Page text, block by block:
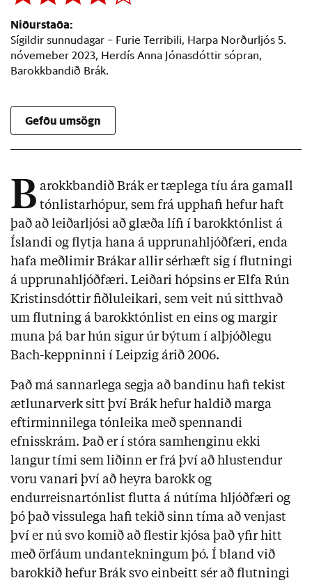
Niðurstaða:
Sígildir sunnudagar – Furie Terribili, Harpa Norðurljós 5.
nóvemeber 2023, Herdís Anna Jónasdóttir sópran,
Barokkbandið Brák.
Gefðu umsögn
B arokkbandið Brák er tæplega tíu ára gamall
tónlistarhópur, sem frá upphafi hefur haft
það að leiðarljósi að glæða lífi í barokktónlist á
Íslandi og flytja hana á upprunahljóðfæri, enda
hafa meðlimir Brákar allir sérhæft sig í flutningi
á upprunahljóðfæri. Leiðari hópsins er Elfa Rún
Kristinsdóttir fiðluleikari, sem veit nú sitthvað
um flutning á barokktónlist en eins og margir
muna þá bar hún sigur úr býtum í alþjóðlegu
Bach-keppninni í Leipzig árið 2006.
Það má sannarlega segja að bandinu hafi tekist
ætlunarverk sitt því Brák hefur haldið marga
eftirminnilega tónleika með spennandi
efnisskrám. Það er í stóra samhenginu ekki
langur tími sem liðinn er frá því að hlustendur
voru vanari því að heyra barokk og
endurreisnartónlist flutta á nútíma hljóðfæri og
þó það vissulega hafi tekið sinn tíma að venjast
því er nú svo komið að flestir kjósa það yfir hitt
með örfáum undantekningum þó. Í bland við
barokkið hefur Brák svo einbeitt sér að flutningi